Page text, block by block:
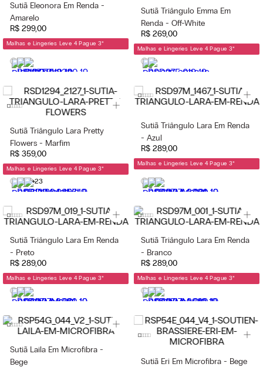
Sutiã Eleonora Em Renda -
Amarelo
R$ 299,00
Malhas e Lingeries Leve 4 Pague 3*
Sutiã Triângulo Emma Em
Renda - Off-White
R$ 269,00
Malhas e Lingeries Leve 4 Pague 3*
Sutiã Triângulo Lara Pretty
Flowers - Marfim
R$ 359,00
Malhas e Lingeries Leve 4 Pague 3*
+23
Sutiã Triângulo Lara Em Renda
- Azul
R$ 289,00
Malhas e Lingeries Leve 4 Pague 3*
Sutiã Triângulo Lara Em Renda
- Preto
R$ 289,00
Malhas e Lingeries Leve 4 Pague 3*
Sutiã Triângulo Lara Em Renda
- Branco
R$ 289,00
Malhas e Lingeries Leve 4 Pague 3*
Sutiã Laila Em Microfibra -
Bege
Sutiã Eri Em Microfibra - Bege